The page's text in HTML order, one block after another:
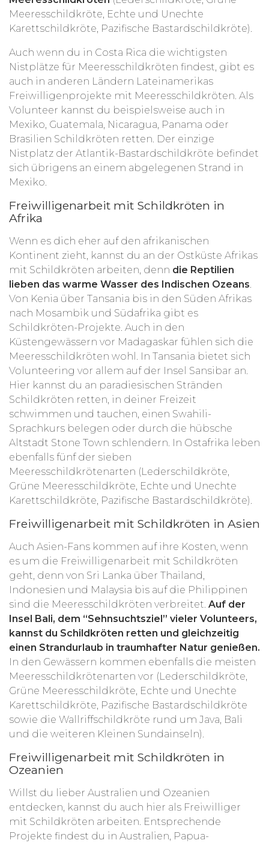
Meeresschildkröte, Echte und Unechte
Karettschildkröte, Pazifische Bastardschildkröte).
Auch wenn du in Costa Rica die wichtigsten
Nistplätze für Meeresschildkröten findest, gibt es
auch in anderen Ländern Lateinamerikas
Freiwilligenprojekte mit Meeresschildkröten. Als
Volunteer kannst du beispielsweise auch in
Mexiko, Guatemala, Nicaragua, Panama oder
Brasilien Schildkröten retten. Der einzige
Nistplatz der Atlantik-Bastardschildkröte befindet
sich übrigens an einem abgelegenen Strand in
Mexiko.
Freiwilligenarbeit mit Schildkröten in
Afrika
Wenn es dich eher auf den afrikanischen
Kontinent zieht, kannst du an der Ostküste Afrikas
mit Schildkröten arbeiten, denn die Reptilien
lieben das warme Wasser des Indischen Ozeans.
Von Kenia über Tansania bis in den Süden Afrikas
nach Mosambik und Südafrika gibt es
Schildkröten-Projekte. Auch in den
Küstengewässern vor Madagaskar fühlen sich die
Meeresschildkröten wohl. In Tansania bietet sich
Volunteering vor allem auf der Insel Sansibar an.
Hier kannst du an paradiesischen Stränden
Schildkröten retten, in deiner Freizeit
schwimmen und tauchen, einen Swahili-
Sprachkurs belegen oder durch die hübsche
Altstadt Stone Town schlendern. In Ostafrika leben
ebenfalls fünf der sieben
Meeresschildkrötenarten (Lederschildkröte,
Grüne Meeresschildkröte, Echte und Unechte
Karettschildkröte, Pazifische Bastardschildkröte).
Freiwilligenarbeit mit Schildkröten in Asien
Auch Asien-Fans kommen auf ihre Kosten, wenn
es um die Freiwilligenarbeit mit Schildkröten
geht, denn von Sri Lanka über Thailand,
Indonesien und Malaysia bis auf die Philippinen
sind die Meeresschildkröten verbreitet. Auf der
Insel Bali, dem “Sehnsuchtsziel” vieler Volunteers,
kannst du Schildkröten retten und gleichzeitig
einen Strandurlaub in traumhafter Natur genießen.
In den Gewässern kommen ebenfalls die meisten
Meeresschildkrötenarten vor (Lederschildkröte,
Grüne Meeresschildkröte, Echte und Unechte
Karettschildkröte, Pazifische Bastardschildkröte
sowie die Wallriffschildkröte rund um Java, Bali
und die weiteren Kleinen Sundainseln).
Freiwilligenarbeit mit Schildkröten in
Ozeanien
Willst du lieber Australien und Ozeanien
entdecken, kannst du auch hier als Freiwilliger
mit Schildkröten arbeiten. Entsprechende
Projekte findest du in Australien, Papua-